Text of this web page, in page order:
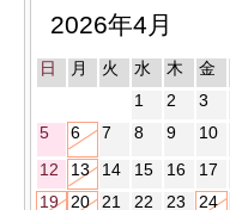
2026年4月
日 月 火 水 木 金
1
2 3
5
6 7 8 9 10
12
13 14 15 16 17
19
20 21 22 23 24